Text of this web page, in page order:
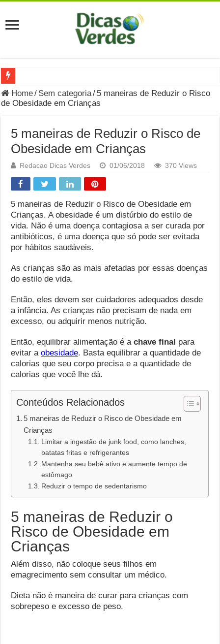
Grávida Pode Comer Pastrami? Saiba Quando o Consumo é
8 Bebidas saudáveis e ricas em eletrólitos: quais são e
Você sabe o que é uma Economia Circular?
Carta Psicografada de Isabella Nardoni : O que Diz a
Grávida pode comer picles e alimentos em conserva durante
Grávida pode comer Ceviche? Entenda os riscos na gravidez
Carta Psicografada João Hélio: Revelação, Paz e a Lei do
Carta Psicografada de Eduardo Campos
Home/ Sem categoria/ 5 maneiras de Reduzir o Risco
de Obesidade em Crianças
5 maneiras de Reduzir o Risco de
Obesidade em Crianças
Redacao Dicas Verdes 01/06/2018 370 Views
5 maneiras de Reduzir o Risco de Obesidade em
Crianças. A obesidade é um distúrbio do estilo de
vida. Não é uma doença contagiosa a ser curada por
antibióticos, é uma doença que só pode ser evitada
por hábitos saudáveis.
As crianças são as mais afetadas por essas doenças
do estilo de vida.
Então, eles devem ser cuidadores adequados desde
a infância. As crianças não precisam de nada em
excesso, ou adquirir menos nutrição.
Então, equilibrar alimentação é achave final para
evitar aobesidade. Basta equilibrar a quantidade de
calorias que seu corpo precisa e a quantidade de
calorias que você lhe dá.
Conteúdos Relacionados
5 maneiras de Reduzir o Risco de Obesidade em
Crianças
Limitar a ingestão de junk food, como lanches,
batatas fritas e refrigerantes
Mantenha seu bebê ativo e aumente tempo de
estômago
Reduzir o tempo de sedentarismo
5 maneiras de Reduzir o
Risco de Obesidade em
Crianças
Além disso, não coloque seus filhos em
emagrecimento sem consultar um médico.
Dieta não é maneira de curar para crianças com
sobrepeso e excesso de peso.